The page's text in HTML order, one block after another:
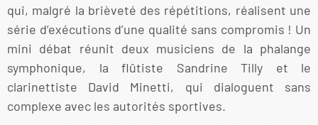
qui, malgré la brièveté des répétitions, réalisent une
série d’exécutions d’une qualité sans compromis ! Un
mini débat réunit deux musiciens de la phalange
symphonique, la flûtiste Sandrine Tilly et le
clarinettiste David Minetti, qui dialoguent sans
complexe avec les autorités sportives.